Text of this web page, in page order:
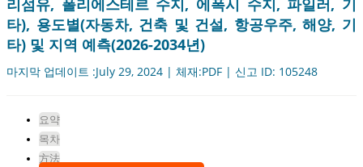
리섬유, 폴리에스테르 수지, 에폭시 수지, 파일러, 기
타), 용도별(자동차, 건축 및 건설, 항공우주, 해양, 기
타) 및 지역 예측(2026-2034년)
마지막 업데이트 :July 29, 2024 | 체재:PDF | 신고 ID: 105248
요약
목차
方法